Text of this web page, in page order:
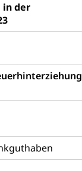
in der